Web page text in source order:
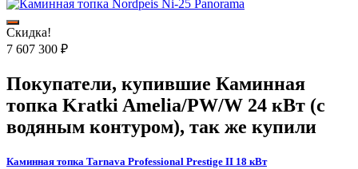
Скидка!
7 607 300 ₽
Покупатели, купившие Каминная
топка Kratki Amelia/PW/W 24 кВт (с
водяным контуром), так же купили
Каминная топка Tarnava Professional Prestige II 18 кВт